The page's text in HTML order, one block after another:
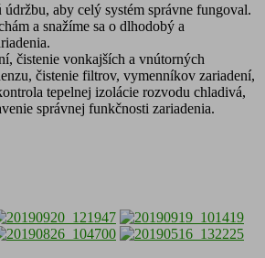
aby celý systém správne fungoval.
a snažíme sa o dlhodobý a
čistenie vonkajších a vnútorných
čistenie filtrov, vymenníkov zariadení,
tepelnej izolácie rozvodu chladivá,
správnej funkčnosti zariadenia.